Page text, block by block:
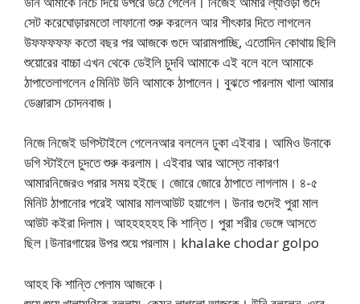
সেট করেঘোড়ারমতো লাফানো শুরু করলেন আর শীৎকার দিতে লাগলেন
উফফফফফ কতো বছর পর আজকে গুদে আরামপাচ্ছি, এতোদিন কোথায় ছিলি
শুয়োরের বাচ্চা এখন থেকে ডেইলি চুদবি আমাকে এই বলে বলে আমাকে
ঠাপাতেলাগলেন ৫মিনিট উনি আমাকে ঠাপালেন। বুঝতে পারলাম খালা আমার
ডেঞ্জারাস চোদনবাজ।
নিজে নিজেই ডগিস্টাইলে গেলেনআর বললেন ঢুকা এইবার। আমিও উনাকে
ডগি স্টাইলে চুদতে শুরু করলাম। এইবার আর আস্তে নাকারণ
আমারনিজেরও পরার সময় হইছে। জোরে জোরে ঠাপাতে লাগলাম। ৪-৫
মিনিট ঠাপানোর পরেই আমার মালআউট হয়াগেল। উনার গুদেই পুরা মাল
আউট কইরা দিলাম। আহহহহহহ কি শান্তি। পুরা শরীর ভেঙ্গে আসতে
ছিল।উনারগায়ের উপর শুয়ে পরলাম। khalake chodar golpo
আহহ কি শান্তি পেলাম আজকে।